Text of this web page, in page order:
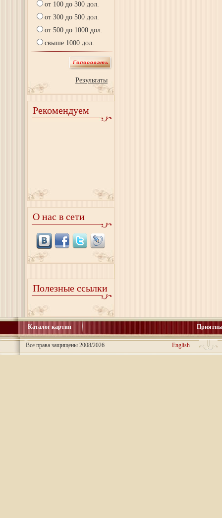
от 100 до 300 дол.
от 300 до 500 дол.
от 500 до 1000 дол.
свыше 1000 дол.
Результаты
Рекомендуем
О нас в сети
Полезные ссылки
Каталог картин
Все права защищены 2008/2026 English